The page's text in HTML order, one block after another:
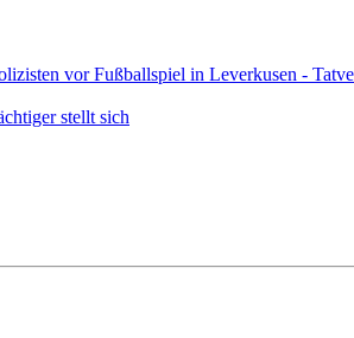
vor Fußballspiel in Leverkusen -
stellt sich